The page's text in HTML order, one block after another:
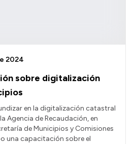
sobre digitalización
2024
en la digitalización catastral
Agencia de Recaudación, en
de Municipios y Comisiones
una capacitación sobre el